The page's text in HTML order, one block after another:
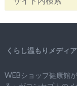
くらし温もりメディ
WEBショップ健康館